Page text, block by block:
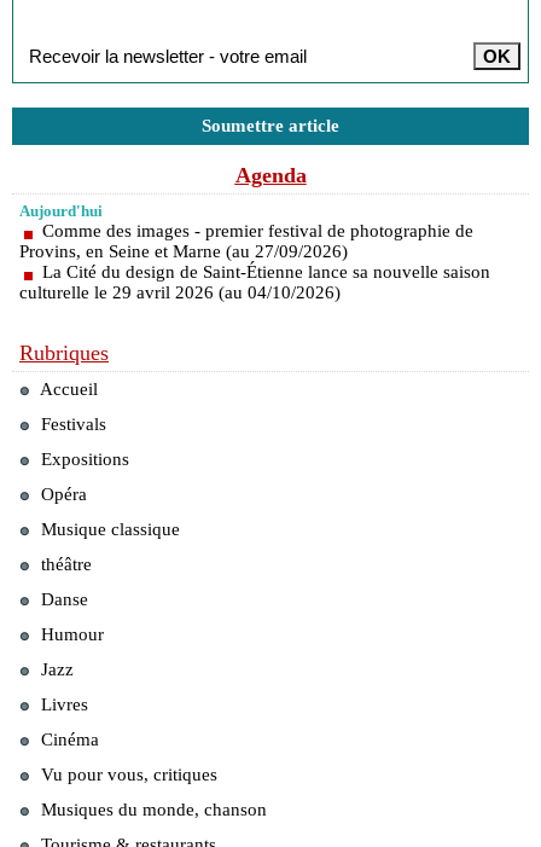
Soumettre article
Agenda
Aujourd'hui
Comme des images - premier festival de photographie de
Provins, en Seine et Marne (au 27/09/2026)
La Cité du design de Saint-Étienne lance sa nouvelle saison
culturelle le 29 avril 2026 (au 04/10/2026)
Rubriques
Accueil
Festivals
Expositions
Opéra
Musique classique
théâtre
Danse
Humour
Jazz
Livres
Cinéma
Vu pour vous, critiques
Musiques du monde, chanson